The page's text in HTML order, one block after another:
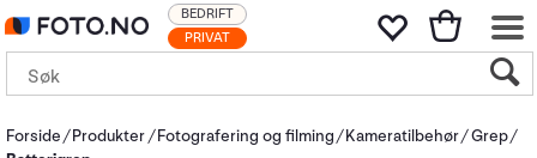
PRIVAT
BEDRIFT
Forside Produkter Fotografering og filming Kameratilbehør Grep